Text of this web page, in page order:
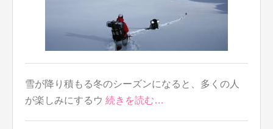
雪が降り積もる冬のシーズンになると、多くの人
が楽しみにするウ 続きを読む…